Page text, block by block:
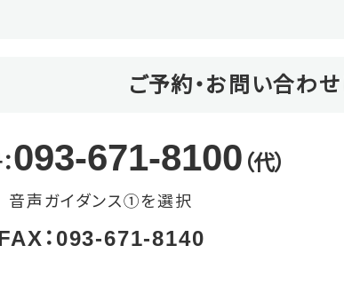
ご予約・お問い合わせ
093-671-8100 （代）
音声ガイダンス①を選択
：093-671-8140